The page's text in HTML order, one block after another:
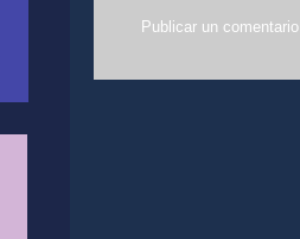
Publicar un comentario